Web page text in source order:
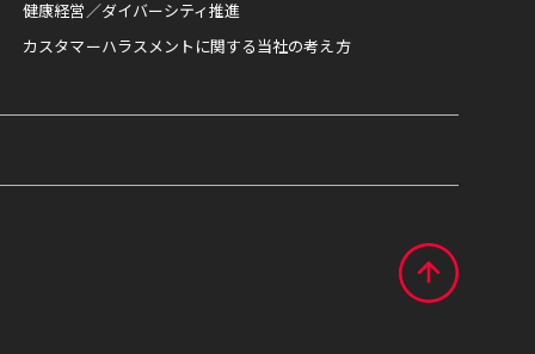
健康経営／ダイバーシティ推進
カスタマーハラスメントに関する当社の考え方